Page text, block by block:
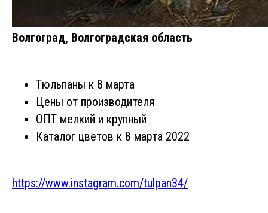
Волгоград, Волгоградская область
Тюльпаны к 8 марта
Цены от производителя
ОПТ мелкий и крупный
Каталог цветов к 8 марта 2022
https://www.instagram.com/tulpan34/